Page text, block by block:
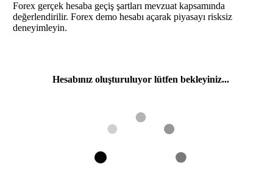
Forex gerçek hesaba geçiş şartları mevzuat kapsamında
değerlendirilir. Forex demo hesabı açarak piyasayı risksiz
deneyimleyin.
Hesabınız oluşturuluyor lütfen bekleyiniz...